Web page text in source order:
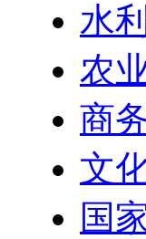
水
农
商
文
国